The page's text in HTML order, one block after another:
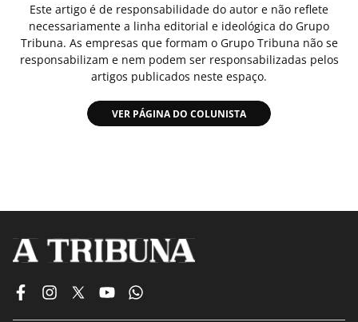
Este artigo é de responsabilidade do autor e não reflete
necessariamente a linha editorial e ideológica do Grupo
Tribuna. As empresas que formam o Grupo Tribuna não se
responsabilizam e nem podem ser responsabilizadas pelos
artigos publicados neste espaço.
VER PÁGINA DO COLUNISTA